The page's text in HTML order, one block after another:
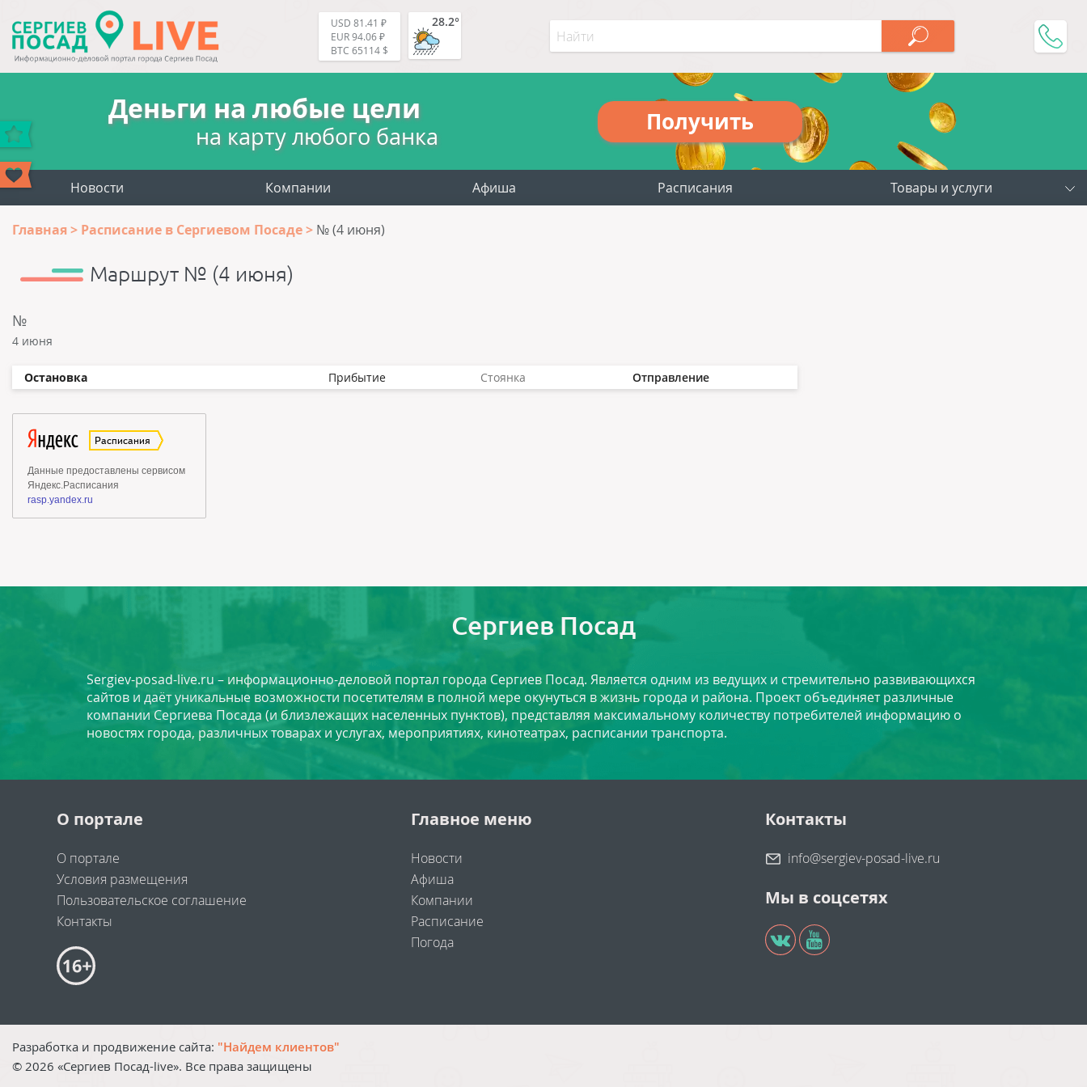
USD 81.41 ₽
EUR 94.06 ₽
BTC 65114 $
28.2°
Деньги на любые цели
на карту любого банка
Получить
Новости Компании Афиша Расписания Товары и услуги
Главная Расписание в Сергиевом Посаде № (4 июня)
Маршрут № (4 июня)
№
4 июня
Остановка Прибытие Стоянка Отправление
Сергиев Посад
Sergiev-posad-live.ru – информационно-деловой портал города Сергиев Посад. Является одним из ведущих и стремительно развивающихся
сайтов и даёт уникальные возможности посетителям в полной мере окунуться в жизнь города и района. Проект объединяет различные
компании Сергиева Посада (и близлежащих населенных пунктов), представляя максимальному количеству потребителей информацию о
новостях города, различных товарах и услугах, мероприятиях, кинотеатрах, расписании транспорта.
О портале
О портале
Условия размещения
Пользовательское соглашение
Контакты
Главное меню
Новости
Афиша
Компании
Расписание
Погода
Контакты
info@sergiev-posad-live.ru
Мы в соцсетях
Разработка и продвижение сайта: "Найдем клиентов"
© 2026 «Сергиев Посад-live». Все права защищены